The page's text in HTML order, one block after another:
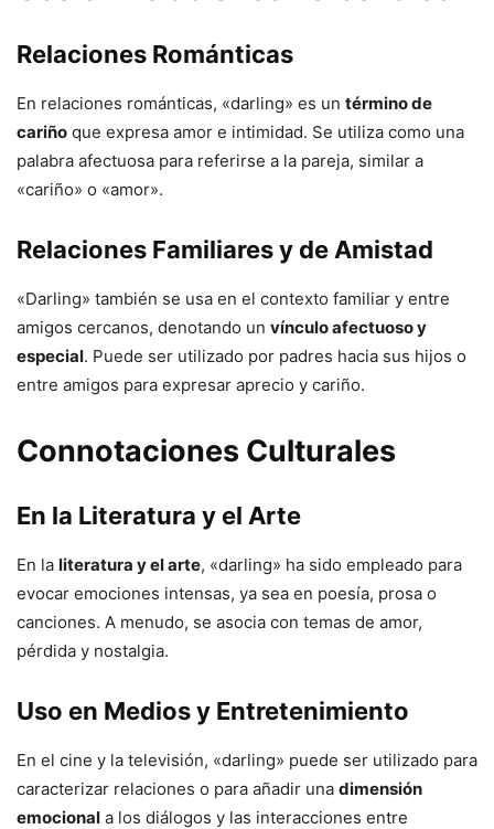
Relaciones Románticas
En relaciones románticas, «darling» es un término de
cariño que expresa amor e intimidad. Se utiliza como una
palabra afectuosa para referirse a la pareja, similar a
«cariño» o «amor».
Relaciones Familiares y de Amistad
«Darling» también se usa en el contexto familiar y entre
amigos cercanos, denotando un vínculo afectuoso y
especial. Puede ser utilizado por padres hacia sus hijos o
entre amigos para expresar aprecio y cariño.
Connotaciones Culturales
En la Literatura y el Arte
En la literatura y el arte, «darling» ha sido empleado para
evocar emociones intensas, ya sea en poesía, prosa o
canciones. A menudo, se asocia con temas de amor,
pérdida y nostalgia.
Uso en Medios y Entretenimiento
En el cine y la televisión, «darling» puede ser utilizado para
caracterizar relaciones o para añadir una dimensión
emocional a los diálogos y las interacciones entre